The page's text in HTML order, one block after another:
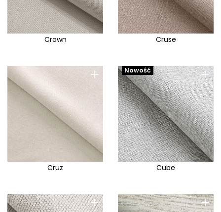
Crown Cruse
+
Cruz
+
Nowość
Cube
+ +